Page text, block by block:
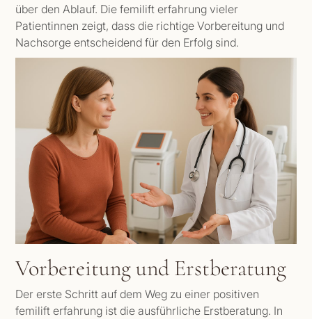
über den Ablauf. Die femilift erfahrung vieler
Patientinnen zeigt, dass die richtige Vorbereitung und
Nachsorge entscheidend für den Erfolg sind.
Vorbereitung und Erstberatung
Der erste Schritt auf dem Weg zu einer positiven
femilift erfahrung ist die ausführliche Erstberatung. In